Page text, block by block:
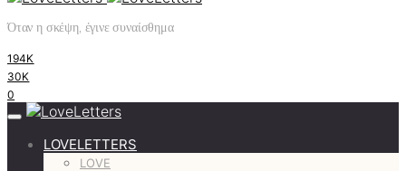
Όταν η σκέψη, έγινε συναίσθημα
194K
30K
0
LOVELETTERS
LOVE